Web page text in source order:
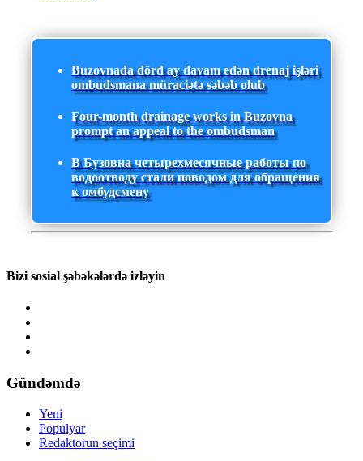
Buzovnada dörd ay davam edən drenaj işləri
ombudsmana müraciətə səbəb olub
Four-month drainage works in Buzovna
prompt an appeal to the ombudsman
В Бузовна четырехмесячные работы по
водоотводу стали поводом для обращения
к омбудсмену
Bizi sosial şəbəkələrdə izləyin
Gündəmdə
Yeni
Populyar
Redaktorun seçimi